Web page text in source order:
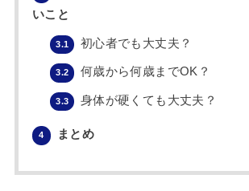
いこと
3.1 初心者でも大丈夫？
3.2 何歳から何歳までOK？
3.3 身体が硬くても大丈夫？
4 まとめ